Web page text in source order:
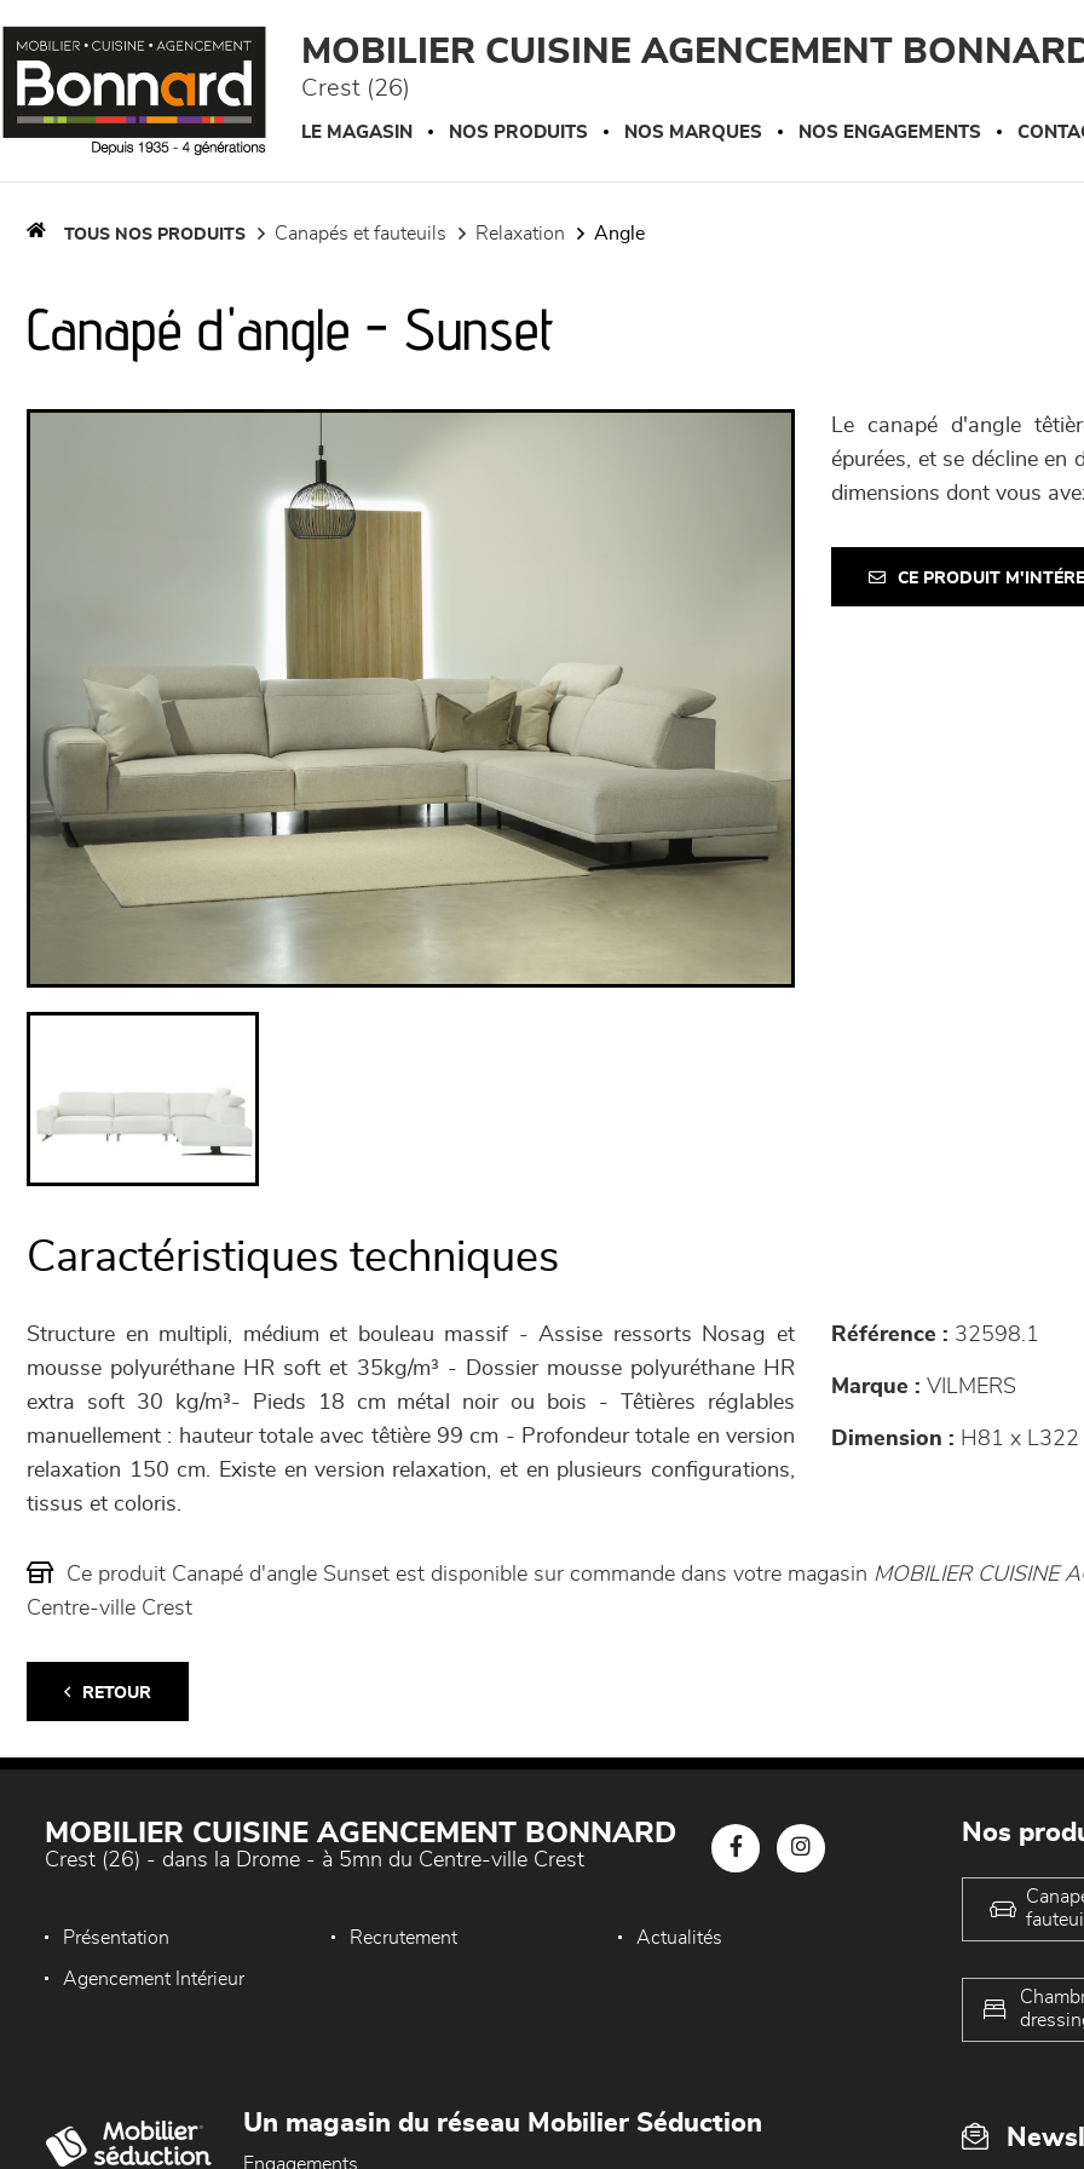
MOBILIER CUISINE AGENCEMENT
Crest (26)
LE MAGASIN NOS PRODUITS NOS MARQUES NOS ENGAGEMENTS
TOUS NOS PRODUITS canapés et fauteuils relaxation angle
Canapé d'angle - Sunset
Le canapé d'angle
épurées, et se décline en
dimensions dont vous
CE PRODUIT
Caractéristiques techniques
Structure en multipli, médium et bouleau massif - Assise ressorts Nosag et
mousse polyuréthane HR soft et 35kg/m³ - Dossier mousse polyuréthane HR
extra soft 30 kg/m³- Pieds 18 cm métal noir ou bois - Têtières réglables
manuellement : hauteur totale avec têtière 99 cm - Profondeur totale en version
relaxation 150 cm. Existe en version relaxation, et en plusieurs configurations,
tissus et coloris.
Référence : 32598.1
Marque : VILMERS
Dimension : H81 x L322
Ce produit Canapé d'angle Sunset est disponible sur commande dans votre magasin MOBILIER CUISINE
Centre-ville Crest
RETOUR
MOBILIER CUISINE AGENCEMENT BONNARD
Crest (26) - dans la Drome - à 5mn du Centre-ville Crest
Présentation Recrutement Actualités
Agencement Intérieur
Nos
Un magasin du réseau Mobilier Séduction
Engagements